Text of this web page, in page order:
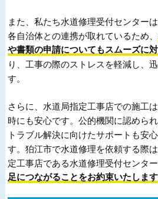
また、私たち水道修理受付センター
各自治体との連携が取れているため、
や書類の申請についてもスムーズに
り、工事の際のストレスを軽減し、
す。
さらに、水道局指定工事店での施工
時にも安心です。公的機関に認めら
トラブル解決に向けたサポートも安
す。狛江市で水道修理を依頼する際
定工事店である水道修理受付センタ
足につながることをお約束いたします